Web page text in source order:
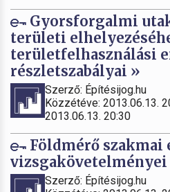
Gyorsforgalmi
területi
területfelhasználási
részletszabályai »
Szerző: Építésijog.hu
Közzétéve: 2013.06.13.
2013.06.13. 20:30
Földmérő szakmai
vizsgakövetelményei
Szerző: Építésijog.hu